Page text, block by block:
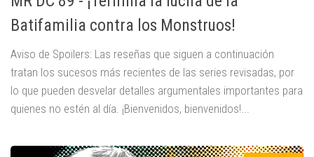
Batifamilia contra los Monstruos!
Aviso de Spoilers: Las reseñas que siguen a continuación
tratan los sucesos más recientes de las series revisadas, por
lo que pueden desvelar detalles argumentales importantes para
quienes no estén al día. ¡Bienvenidos, bienvenidos!...